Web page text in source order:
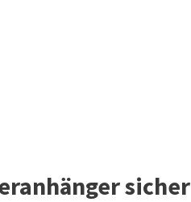
sicher